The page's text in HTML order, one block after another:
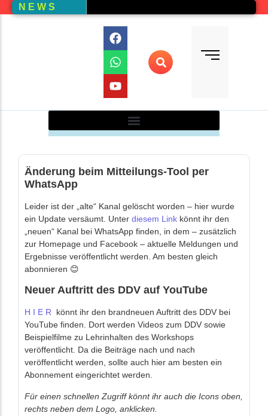
N E W S
Auswertung aller Wettbewerbe
Änderung beim Mitteilungs-Tool per
WhatsApp
Leider ist der „alte“ Kanal gelöscht worden – hier wurde
ein Update versäumt. Unter diesem Link könnt ihr den
„neuen“ Kanal bei WhatsApp finden, in dem – zusätzlich
zur Homepage und Facebook – aktuelle Meldungen und
Ergebnisse veröffentlicht werden. Am besten gleich
abonnieren 😊
Neuer Auftritt des DDV auf YouTube
H I E R könnt ihr den brandneuen Auftritt des DDV bei
YouTube finden. Dort werden Videos zum DDV sowie
Beispielfilme zu Lehrinhalten des Workshops
veröffentlicht. Da die Beiträge nach und nach
veröffentlicht werden, sollte auch hier am besten ein
Abonnement eingerichtet werden.
Für einen schnellen Zugriff könnt ihr auch die Icons oben,
rechts neben dem Logo, anklicken.